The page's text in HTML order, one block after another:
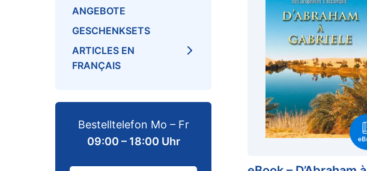
ANGEBOTE
GESCHENKSETS
ARTICLES EN
FRANÇAIS
Bestelltelefon Mo – Fr
09:00 – 18:00 Uhr